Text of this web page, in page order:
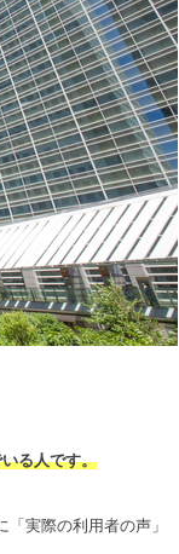
る人です。
実際の利用者の声」